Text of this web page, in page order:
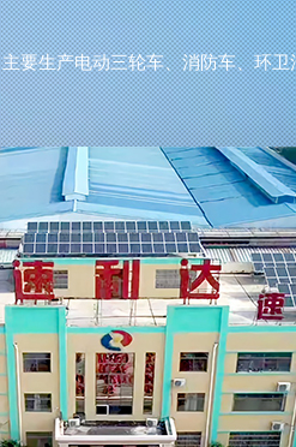
主要生产电动三轮车、消防车、环